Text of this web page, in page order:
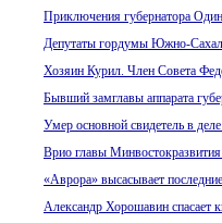
Приключения губернатора
Депутаты гордумы Южно-
Хозяин Курил. Член Совета
Бывший замглавы аппарата
Умер основной свидетель в
Врио главы
«Аврора» высасывает
Александр Хорошавин спасает